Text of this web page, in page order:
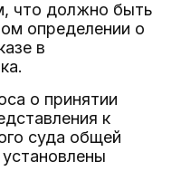
что должно быть
определении о
в
о принятии
к
суда общей